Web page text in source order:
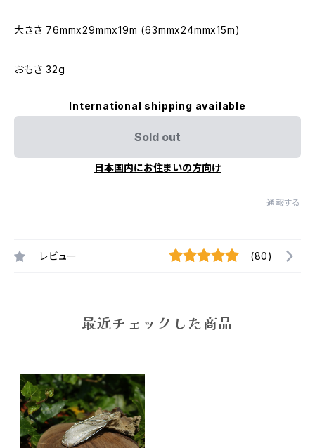
大きさ 76mmx29mmx19m (63mmx24mmx15m)
おもさ 32g
International shipping available
Sold out
日本国内にお住まいの方向け
通報する
レビュー (80)
最近チェックした商品